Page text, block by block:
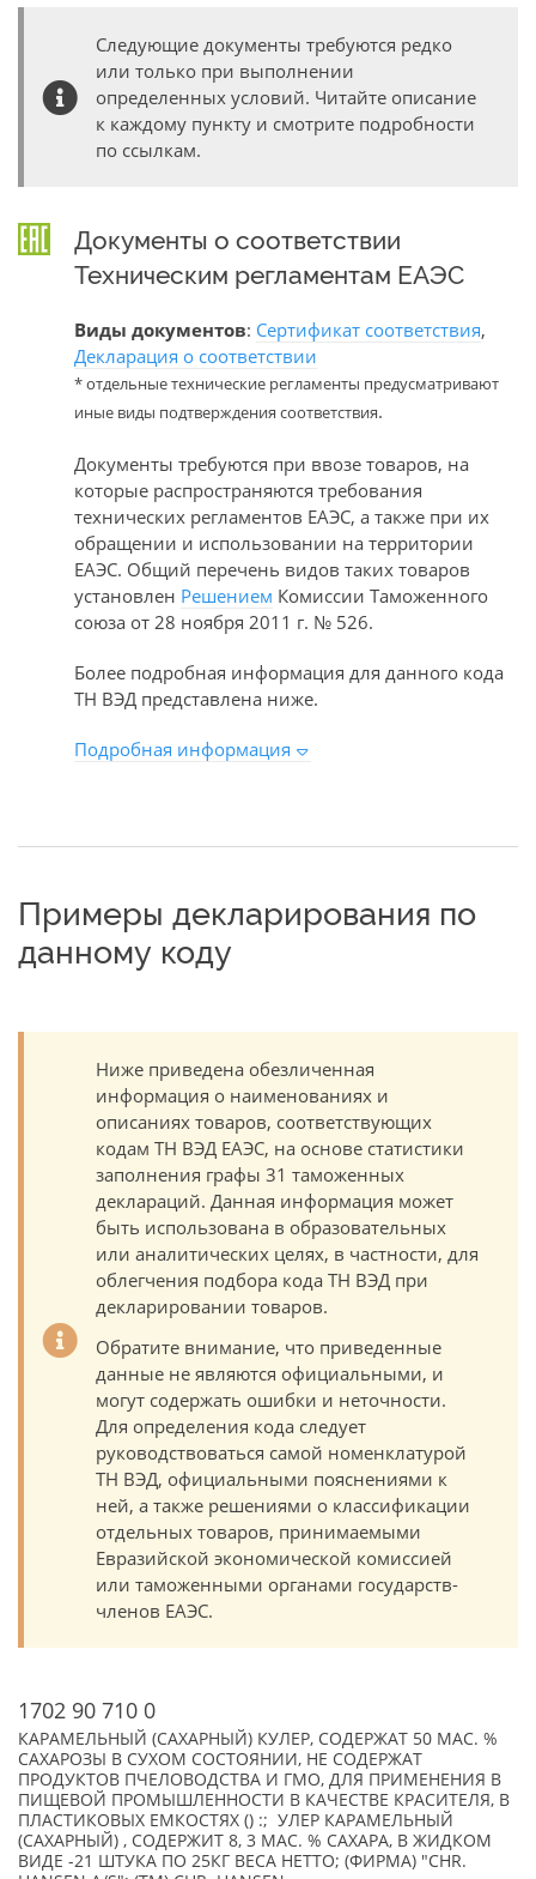
Следующие документы требуются редко
или только при выполнении
определенных условий. Читайте описание
к каждому пункту и смотрите подробности
по ссылкам.
Документы о соответствии
Техническим регламентам ЕАЭС
Виды документов: Сертификат соответствия,
Декларация о соответствии
* отдельные технические регламенты предусматривают
иные виды подтверждения соответствия.
Документы требуются при ввозе товаров, на
которые распространяются требования
технических регламентов ЕАЭС, а также при их
обращении и использовании на территории
ЕАЭС. Общий перечень видов таких товаров
установлен Решением Комиссии Таможенного
союза от 28 ноября 2011 г. № 526.
Более подробная информация для данного кода
ТН ВЭД представлена ниже.
Подробная информация
Примеры декларирования по
данному коду
Ниже приведена обезличенная
информация о наименованиях и
описаниях товаров, соответствующих
кодам ТН ВЭД ЕАЭС, на основе статистики
заполнения графы 31 таможенных
деклараций. Данная информация может
быть использована в образовательных
или аналитических целях, в частности, для
облегчения подбора кода ТН ВЭД при
декларировании товаров.
Обратите внимание, что приведенные
данные не являются официальными, и
могут содержать ошибки и неточности.
Для определения кода следует
руководствоваться самой номенклатурой
ТН ВЭД, официальными пояснениями к
ней, а также решениями о классификации
отдельных товаров, принимаемыми
Евразийской экономической комиссией
или таможенными органами государств-
членов ЕАЭС.
1702 90 710 0
КАРАМЕЛЬНЫЙ (САХАРНЫЙ) КУЛЕР, СОДЕРЖАТ 50 МАС. %
САХАРОЗЫ В СУХОМ СОСТОЯНИИ, НЕ СОДЕРЖАТ
ПРОДУКТОВ ПЧЕЛОВОДСТВА И ГМО, ДЛЯ ПРИМЕНЕНИЯ В
ПИЩЕВОЙ ПРОМЫШЛЕННОСТИ В КАЧЕСТВЕ КРАСИТЕЛЯ, В
ПЛАСТИКОВЫХ ЕМКОСТЯХ () :; УЛЕР КАРАМЕЛЬНЫЙ
(САХАРНЫЙ) , СОДЕРЖИТ 8, 3 МАС. % САХАРА, В ЖИДКОМ
ВИДЕ -21 ШТУКА ПО 25КГ ВЕСА НЕТТО; (ФИРМА) "CHR.